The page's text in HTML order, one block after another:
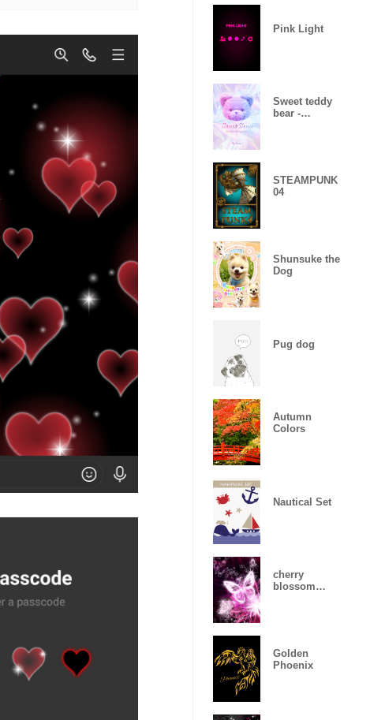
Pink Light
Sweet teddy
bear -
STEAMPUNK
04
Shunsuke the
Dog
Pug dog
Autumn
Colors
Nautical Set
cherry
blossom
Golden
Phoenix